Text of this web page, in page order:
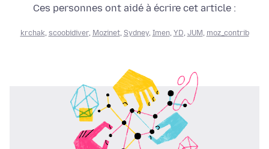
Ces personnes ont aidé à écrire cet article :
krchak, scoobidiver, Mozinet, Sydney, Imen, YD, JUM , moz_contrib